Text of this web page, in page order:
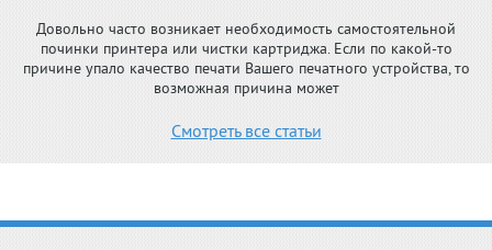
Довольно часто возникает необходимость самостоятельной
починки принтера или чистки картриджа. Если по какой-то
причине упало качество печати Вашего печатного устройства, то
возможная причина может
Смотреть все статьи